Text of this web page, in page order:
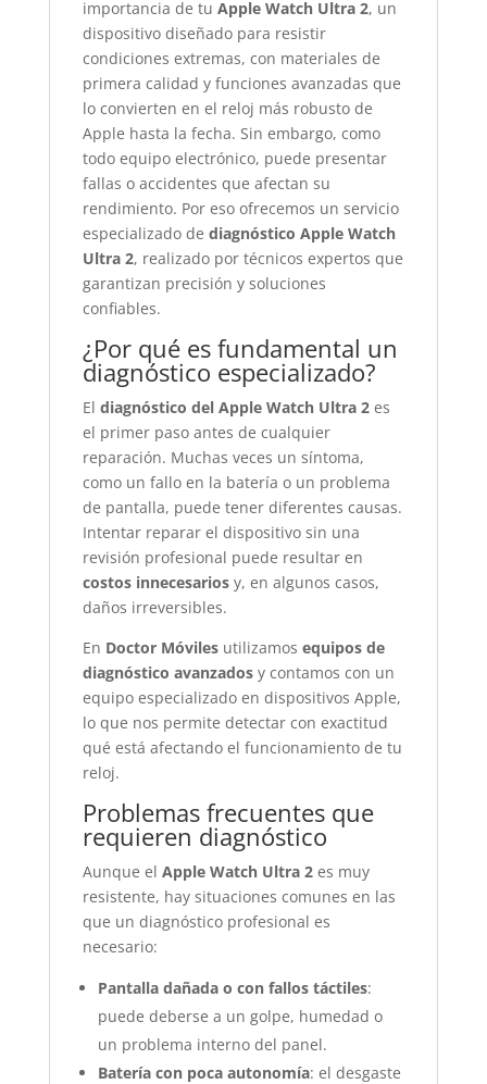
importancia de tu Apple Watch Ultra 2, un
dispositivo diseñado para resistir
condiciones extremas, con materiales de
primera calidad y funciones avanzadas que
lo convierten en el reloj más robusto de
Apple hasta la fecha. Sin embargo, como
todo equipo electrónico, puede presentar
fallas o accidentes que afectan su
rendimiento. Por eso ofrecemos un servicio
especializado de diagnóstico Apple Watch
Ultra 2, realizado por técnicos expertos que
garantizan precisión y soluciones
confiables.
¿Por qué es fundamental un
diagnóstico especializado?
El diagnóstico del Apple Watch Ultra 2es
el primer paso antes de cualquier
reparación. Muchas veces un síntoma,
como un fallo en la batería o un problema
de pantalla, puede tener diferentes causas.
Intentar reparar el dispositivo sin una
revisión profesional puede resultar en
costos innecesariosy, en algunos casos,
daños irreversibles.
En Doctor Móvilesutilizamos equipos de
diagnóstico avanzadosy contamos con un
equipo especializado en dispositivos Apple,
lo que nos permite detectar con exactitud
qué está afectando el funcionamiento de tu
reloj.
Problemas frecuentes que
requieren diagnóstico
Aunque el Apple Watch Ultra 2es muy
resistente, hay situaciones comunes en las
que un diagnóstico profesional es
necesario:
Pantalla dañada o con fallos táctiles:
puede deberse a un golpe, humedad o
un problema interno del panel.
Batería con poca autonomía: el desgaste